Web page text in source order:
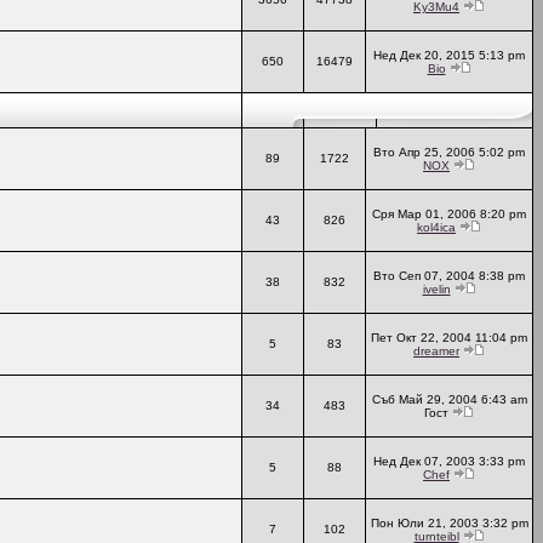
Ky3Mu4
650 16479
Нед Дек 20, 2015 5:13 pm
Bio
89 1722
Вто Апр 25, 2006 5:02 pm
NOX
43 826
Сря Мар 01, 2006 8:20 pm
kol4ica
38 832
Вто Сеп 07, 2004 8:38 pm
ivelin
5 83
Пет Окт 22, 2004 11:04 pm
dreamer
34 483
Съб Май 29, 2004 6:43 am
Гост
5 88
Нед Дек 07, 2003 3:33 pm
Chef
7 102
Пон Юли 21, 2003 3:32 pm
turnteibl